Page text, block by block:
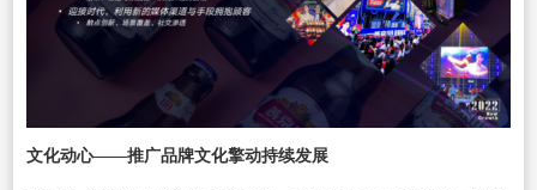
文化动心——推广品牌文化擎动持续发展